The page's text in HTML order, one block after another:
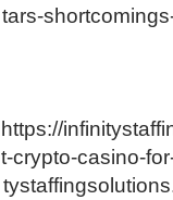
tars-
https://
t-crypto-casino-